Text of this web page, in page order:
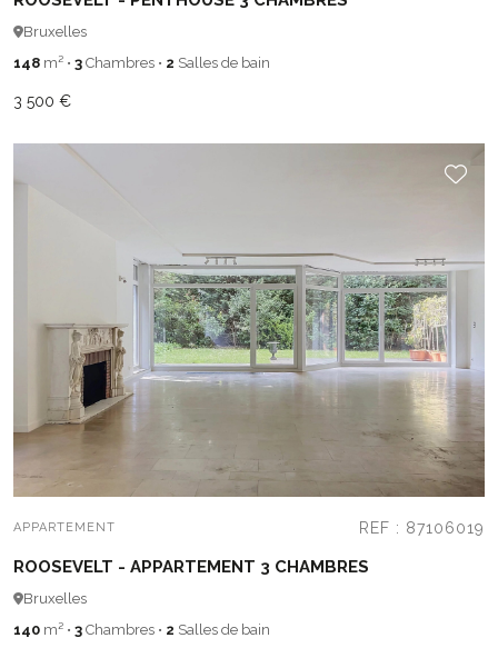
Bruxelles
148 m² • 3 Chambres • 2 Salles de bain
3 500 €
APPARTEMENT REF : 87106019
ROOSEVELT - APPARTEMENT 3 CHAMBRES
Bruxelles
140 m² • 3 Chambres • 2 Salles de bain